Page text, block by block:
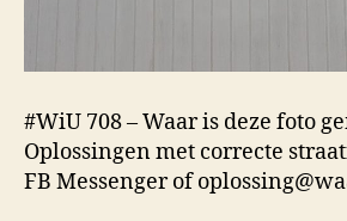
#WiU 708 – Waar is deze foto
Oplossingen met correcte
FB Messenger of